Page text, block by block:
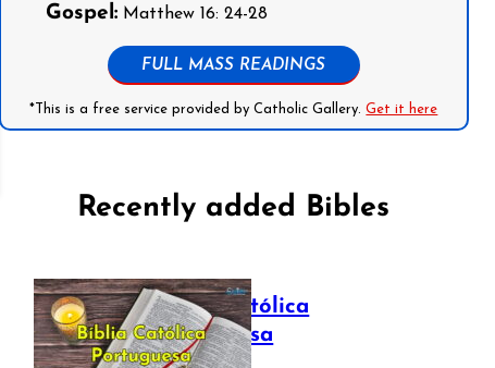
Gospel:Matthew 16: 24-28
FULL MASS READINGS
*This is a free service provided by Catholic Gallery.Get it here
Recently added Bibles
Bíblia Católica
Portuguesa